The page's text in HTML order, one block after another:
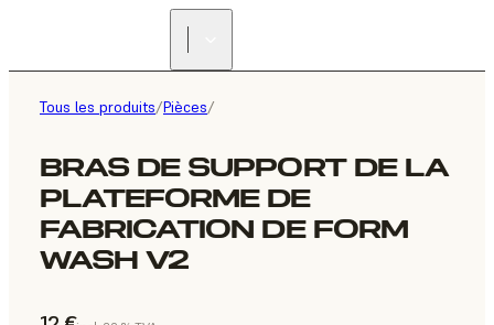
Tous les produits/Pièces/
BRAS DE SUPPORT DE LA
PLATEFORME DE
FABRICATION DE FORM
WASH V2